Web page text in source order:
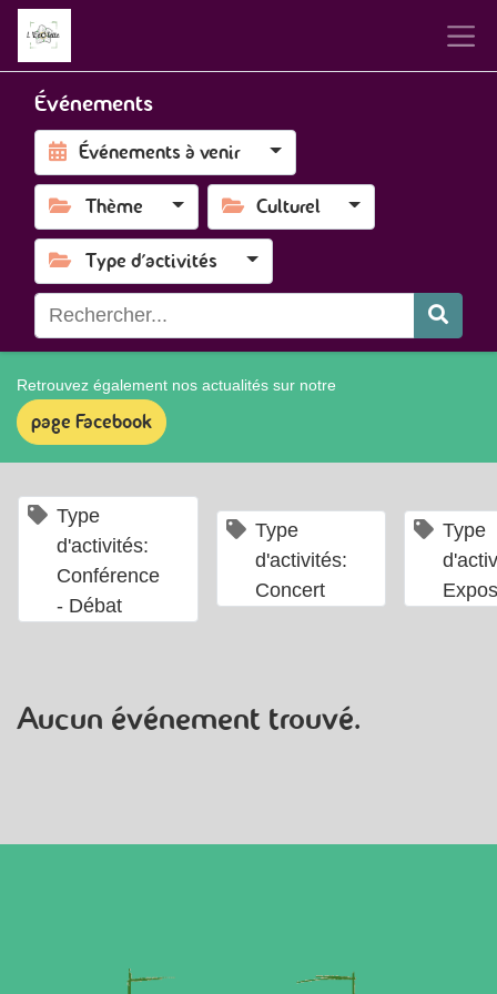
Événements
Événements à venir
Thème Culturel
Type d'activités
Retrouvez également nos actualités sur notre
page Facebook
Type
d'activités:
Conférence
- Débat
Type
d'activités:
Concert
Type
Aucun événement trouvé.